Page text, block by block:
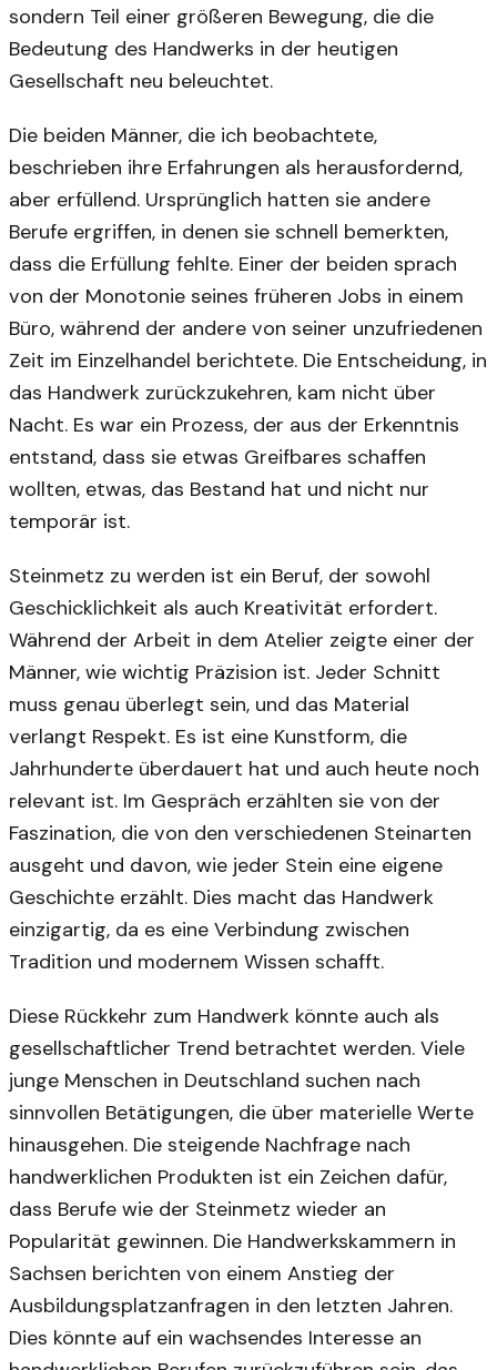
sondern Teil einer größeren Bewegung, die die
Bedeutung des Handwerks in der heutigen
Gesellschaft neu beleuchtet.
Die beiden Männer, die ich beobachtete,
beschrieben ihre Erfahrungen als herausfordernd,
aber erfüllend. Ursprünglich hatten sie andere
Berufe ergriffen, in denen sie schnell bemerkten,
dass die Erfüllung fehlte. Einer der beiden sprach
von der Monotonie seines früheren Jobs in einem
Büro, während der andere von seiner unzufriedenen
Zeit im Einzelhandel berichtete. Die Entscheidung, in
das Handwerk zurückzukehren, kam nicht über
Nacht. Es war ein Prozess, der aus der Erkenntnis
entstand, dass sie etwas Greifbares schaffen
wollten, etwas, das Bestand hat und nicht nur
temporär ist.
Steinmetz zu werden ist ein Beruf, der sowohl
Geschicklichkeit als auch Kreativität erfordert.
Während der Arbeit in dem Atelier zeigte einer der
Männer, wie wichtig Präzision ist. Jeder Schnitt
muss genau überlegt sein, und das Material
verlangt Respekt. Es ist eine Kunstform, die
Jahrhunderte überdauert hat und auch heute noch
relevant ist. Im Gespräch erzählten sie von der
Faszination, die von den verschiedenen Steinarten
ausgeht und davon, wie jeder Stein eine eigene
Geschichte erzählt. Dies macht das Handwerk
einzigartig, da es eine Verbindung zwischen
Tradition und modernem Wissen schafft.
Diese Rückkehr zum Handwerk könnte auch als
gesellschaftlicher Trend betrachtet werden. Viele
junge Menschen in Deutschland suchen nach
sinnvollen Betätigungen, die über materielle Werte
hinausgehen. Die steigende Nachfrage nach
handwerklichen Produkten ist ein Zeichen dafür,
dass Berufe wie der Steinmetz wieder an
Popularität gewinnen. Die Handwerkskammern in
Sachsen berichten von einem Anstieg der
Ausbildungsplatzanfragen in den letzten Jahren.
Dies könnte auf ein wachsendes Interesse an